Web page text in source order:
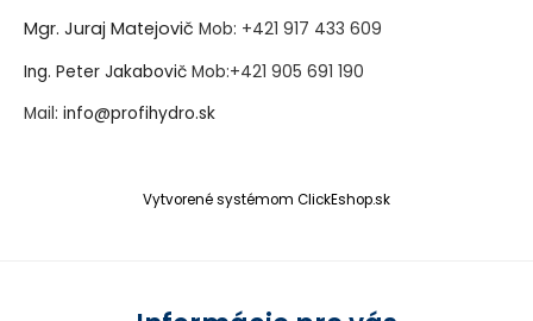
Mgr. Juraj Matejovič Mob: +421 917 433 609
Ing. Peter Jakabovič Mob:+421 905 691 190
Mail: info@profihydro.sk
Vytvorené systémom ClickEshop.sk